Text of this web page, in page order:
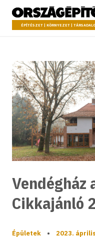
a tartalomhoz
Országépítő
ÉPÍTÉSZET | KÖRNYEZET |
Vendégház
Cikkajánló
Épületek • 2023.